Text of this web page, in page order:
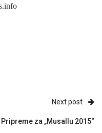
Next post
Pripreme za „Musallu 2015“